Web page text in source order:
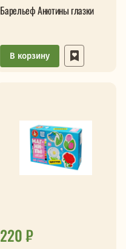
Барельеф Анютины глазки
В корзину
220 ₽